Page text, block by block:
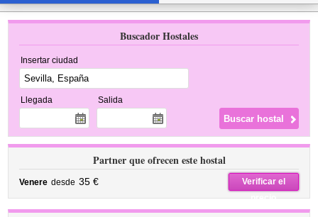
Buscador Hostales
Insertar ciudad
Llegada Salida
Partner que ofrecen este hostal
Venere desde 35 €
Verificar el
precio